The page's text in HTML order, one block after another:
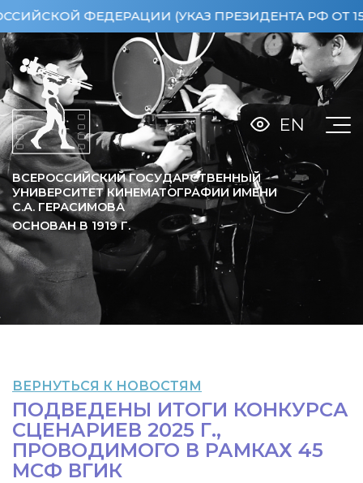
ФЕДЕРАЦИИ (УКАЗ ПРЕЗИДЕНТА РФ ОТ
ВСЕРОССИЙСКИЙ ГОСУДАРСТВЕННЫЙ
УНИВЕРСИТЕТ КИНЕМАТОГРАФИИ ИМЕНИ
С.А. ГЕРАСИМОВА
ОСНОВАН В 1919Г.
EN
ВЕРНУТЬСЯ К НОВОСТЯМ
ПОДВЕДЕНЫ ИТОГИ КОНКУРСА
СЦЕНАРИЕВ 2025 Г.,
ПРОВОДИМОГО В РАМКАХ 45
МCФ ВГИК